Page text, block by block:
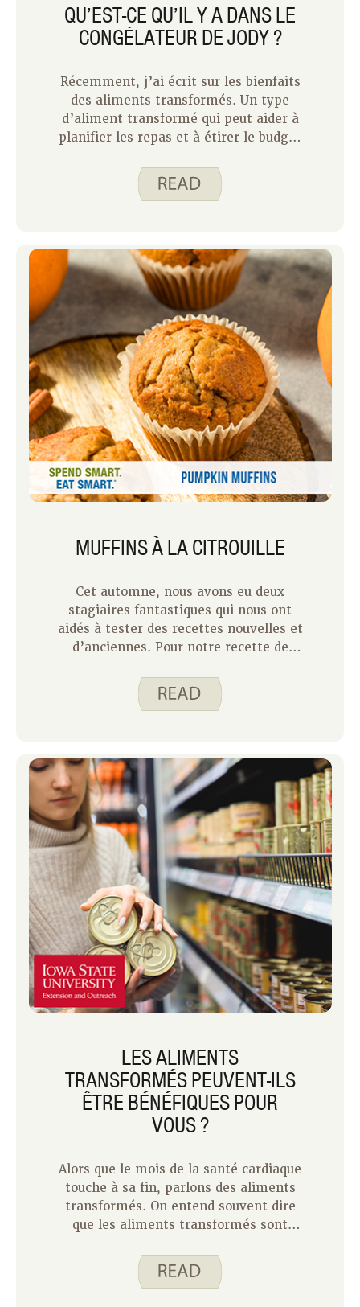
QU’EST-CE QU’IL Y A DANS LE
CONGÉLATEUR DE JODY ?
Récemment, j’ai écrit sur les bienfaits
des aliments transformés. Un type
d’aliment transformé qui peut aider à
planifier les repas et à étirer le budget
surgelés. Pendant les quatre
prochaines semaines, Katy, Christine,
vous pouvez trouver dans nos
congélateurs et comment nous les
intégrons dans notre planification des
repas.
MUFFINS À LA CITROUILLE
Cet automne, nous avons eu deux
stagiaires fantastiques qui nous ont
aidés à tester des recettes nouvelles et
d’anciennes. Pour notre recette de
vous la première de ces recettes – les
muffins à la citrouille. C’est une
excellent petit-déjeuner ou un en-cas.
LES ALIMENTS
TRANSFORMÉS PEUVENT-ILS
ÊTRE BÉNÉFIQUES POUR
VOUS ?
Alors que le mois de la santé cardiaque
touche à sa fin, parlons des aliments
transformés. On entend souvent dire
que les aliments transformés sont
avantages aux aliments transformés ?